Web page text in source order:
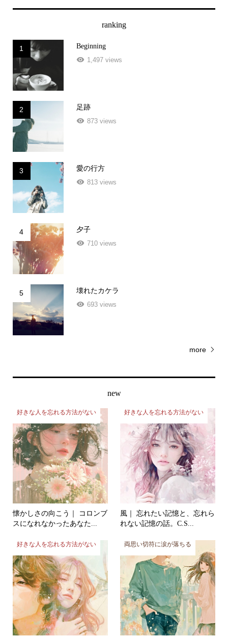
ranking
1
Beginning
1,497 views
2
足跡
873 views
3
愛の行方
813 views
4
夕子
710 views
5
壊れたカケラ
693 views
more
new
好きな人を忘れる方法がない
懐かしさの向こう｜ コロンブ
スになれなかったあなた...
好きな人を忘れる方法がない
風｜ 忘れたい記憶と、忘れら
れない記憶の話。C.S...
好きな人を忘れる方法がない 両思い切符に涙が落ちる